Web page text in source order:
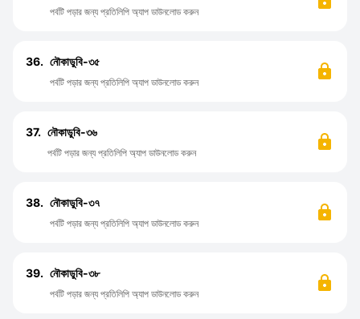
পর্বটি পড়ার জন্য প্রতিলিপি অ্যাপ ডাউনলোড করুন
36. নৌকাডুবি-৩৫
পর্বটি পড়ার জন্য প্রতিলিপি অ্যাপ ডাউনলোড করুন
37. নৌকাডুবি-৩৬
পর্বটি পড়ার জন্য প্রতিলিপি অ্যাপ ডাউনলোড করুন
38. নৌকাডুবি-৩৭
পর্বটি পড়ার জন্য প্রতিলিপি অ্যাপ ডাউনলোড করুন
39. নৌকাডুবি-৩৮
পর্বটি পড়ার জন্য প্রতিলিপি অ্যাপ ডাউনলোড করুন